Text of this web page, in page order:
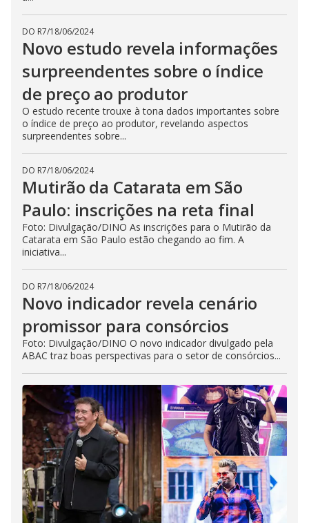
DO R7/18/06/2024
Novo estudo revela informações
surpreendentes sobre o índice
de preço ao produtor
O estudo recente trouxe à tona dados importantes sobre
o índice de preço ao produtor, revelando aspectos
surpreendentes sobre...
DO R7/18/06/2024
Mutirão da Catarata em São
Paulo: inscrições na reta final
Foto: Divulgação/DINO As inscrições para o Mutirão da
Catarata em São Paulo estão chegando ao fim. A
iniciativa...
DO R7/18/06/2024
Novo indicador revela cenário
promissor para consórcios
Foto: Divulgação/DINO O novo indicador divulgado pela
ABAC traz boas perspectivas para o setor de consórcios...